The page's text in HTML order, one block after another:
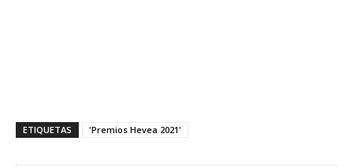
ETIQUETAS 'Premios Hevea 2021'